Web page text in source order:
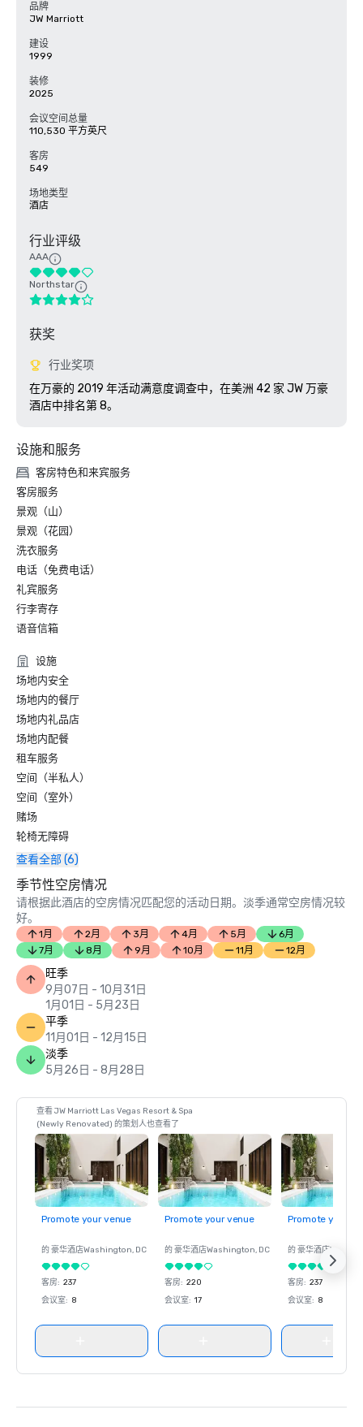
品牌
JW Marriott
建设
1999
装修
2025
会议空间总量
110,530 平方英尺
客房
549
场地类型
酒店
行业评级
AAA
Northstar
获奖
行业奖项
在万豪的 2019 年活动满意度调查中，在美洲 42 家 JW 万豪
设施和服务
客房特色和来宾服务
客房服务
景观（山）
景观（花园）
洗衣服务
电话（免费电话）
礼宾服务
行李寄存
语音信箱
设施
场地内安全
场地内的餐厅
场地内礼品店
场地内配餐
租车服务
空间（半私人）
空间（室外）
赌场
轮椅无障碍
查看全部 (6)
季节性空房情况
请根据此酒店的空房情况匹配您的活动日期。淡季通常空房情况较
好。
1月 2月 3月 4月 5月
6月
7月
8月 9月 10月 11月 12月
旺季
9月07日 - 10月31日
1月01日 - 5月23日
平季
11月01日 - 12月15日
淡季
5月26日 - 8月28日
查看 JW Marriott Las Vegas Resort & Spa
(Newly Renovated) 的策划人也查看了
Promote your venue
的 豪华酒店Washington, DC
客房: 237
会议室: 8
Promote your venue
的 豪华酒店Washington, DC
客房: 220
会议室: 17
Promote your
的 豪华酒店
客房: 237
会议室: 8